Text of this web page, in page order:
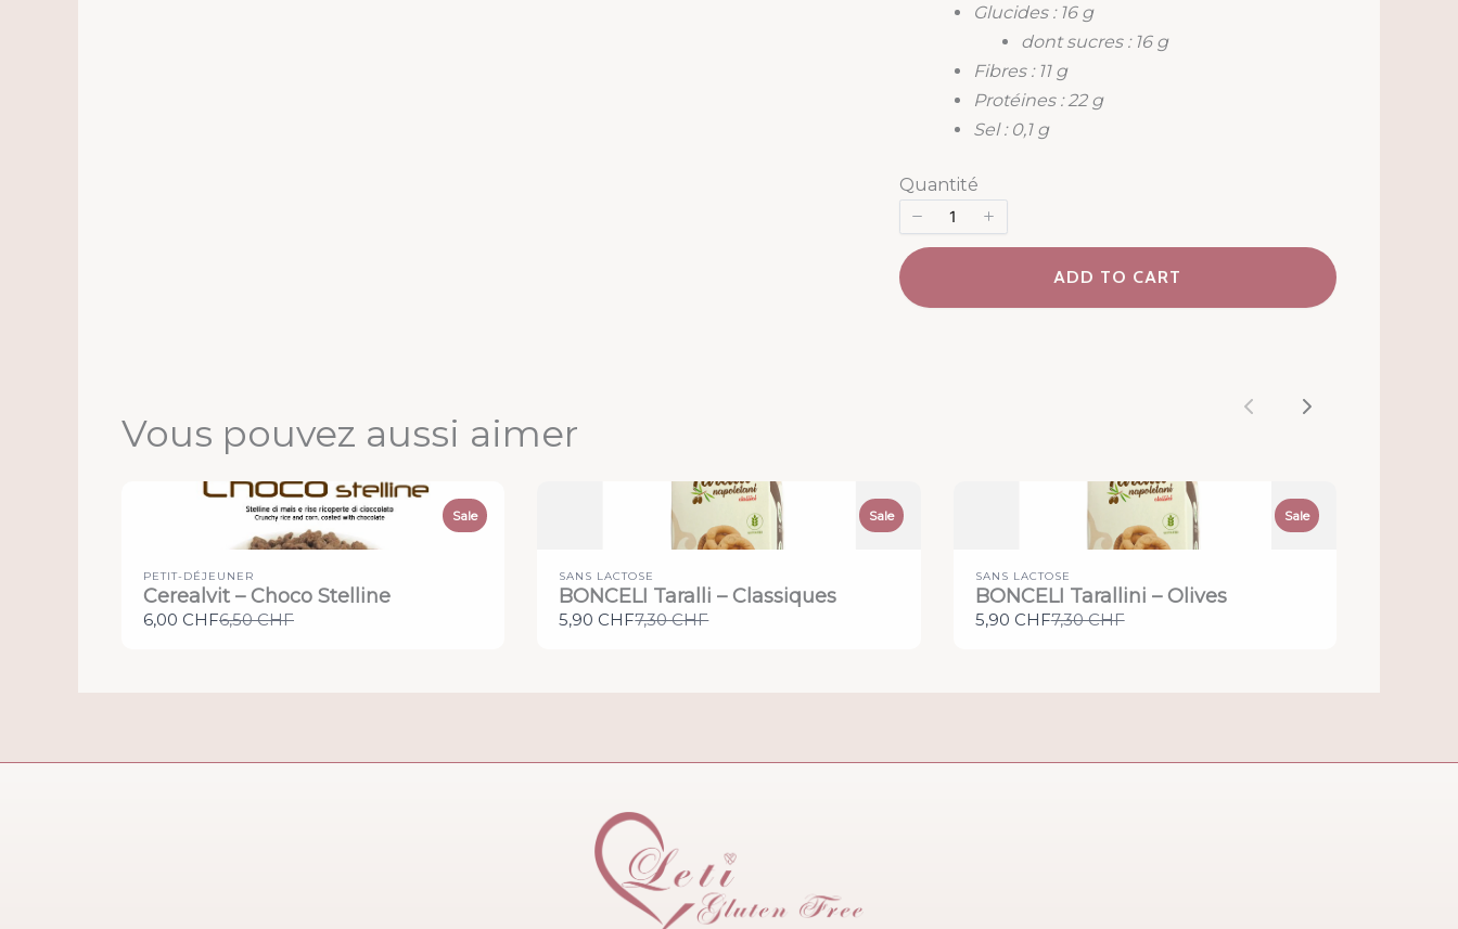
Glucides : 16 g
dont sucres : 16 g
Fibres : 11 g
Protéines : 22 g
Sel : 0,1 g
Quantité
ADD TO CART
Vous pouvez aussi aimer Previous
Next
Sale
PETIT-DÉJEUNER
Cerealvit – Choco Stelline
6,00 CHFCompare
to
6,50 CHF
Sale
SANS LACTOSE
BONCELI Taralli – Classiques
5,90 CHFCompare
to
7,30 CHF
Sale
SANS LACTOSE
BONCELI Tarallini – Olives
5,90 CHFCompare
to
7,30 CHF